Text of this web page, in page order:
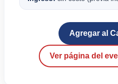
Agregar al
Ver página del